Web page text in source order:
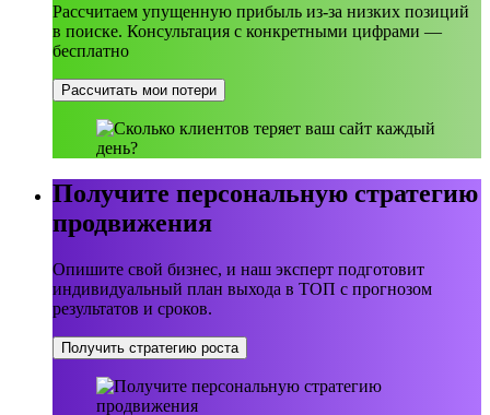
Рассчитаем упущенную прибыль из-за низких позиций
в поиске. Консультация с конкретными цифрами —
бесплатно
Рассчитать мои потери
Получите персональную стратегию
продвижения
Опишите свой бизнес, и наш эксперт подготовит
индивидуальный план выхода в ТОП с прогнозом
результатов и сроков.
Получить стратегию роста